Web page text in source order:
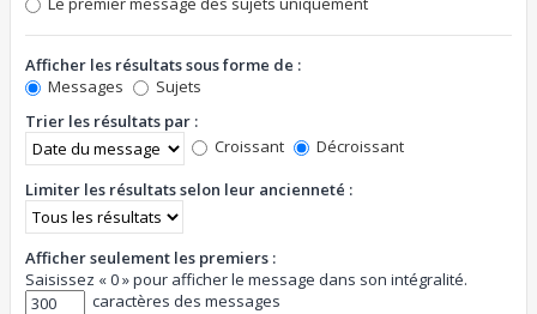
Afficher les résultats sous forme de :
Messages
Sujets
Trier les résultats par :
Croissant
Décroissant
Limiter les résultats selon leur ancienneté :
Afficher seulement les premiers :
Saisissez « 0 » pour afficher le message dans son intégralité.
caractères des messages